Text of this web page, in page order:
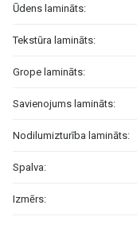
Ūdens lamināts:
Tekstūra lamināts:
Grope lamināts:
Savienojums lamināts:
Nodilumizturība lamināts:
Spalva:
Izmērs: